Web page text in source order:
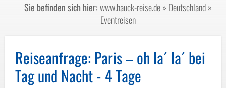
Sie befinden sich hier:www.hauck-reise.de» Deutschland»
Eventreisen
Reiseanfrage: Paris – oh la´ la´ bei
Tag und Nacht - 4 Tage